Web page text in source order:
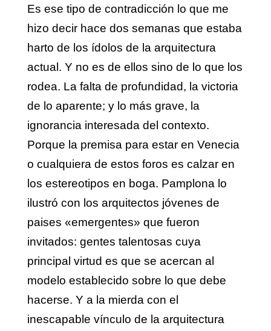
Es ese tipo de contradicción lo que me
hizo decir hace dos semanas que estaba
harto de los ídolos de la arquitectura
actual. Y no es de ellos sino de lo que los
rodea. La falta de profundidad, la victoria
de lo aparente; y lo más grave, la
ignorancia interesada del contexto.
Porque la premisa para estar en Venecia
o cualquiera de estos foros es calzar en
los estereotipos en boga. Pamplona lo
ilustró con los arquitectos jóvenes de
paises «emergentes» que fueron
invitados: gentes talentosas cuya
principal virtud es que se acercan al
modelo establecido sobre lo que debe
hacerse. Y a la mierda con el
inescapable vínculo de la arquitectura